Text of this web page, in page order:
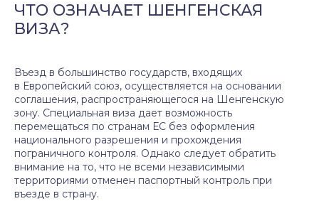
ЧТО ОЗНАЧАЕТ ШЕНГЕНСКАЯ
ВИЗА?
Въезд в большинство государств, входящих
в Европейский союз, осуществляется на основании
соглашения, распространяющегося на Шенгенскую
зону. Специальная виза дает возможность
перемещаться по странам ЕС без оформления
национального разрешения и прохождения
пограничного контроля. Однако следует обратить
внимание на то, что не всеми независимыми
территориями отменен паспортный контроль при
въезде в страну.